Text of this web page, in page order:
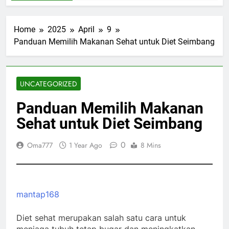
Home 2025 April
9
Panduan Memilih Makanan Sehat untuk Diet Seimbang
UNCATEGORIZED
Panduan Memilih Makanan
Sehat untuk Diet Seimbang
Oma777 1 Year Ago 0 8 Mins
mantap168
Diet sehat merupakan salah satu cara untuk